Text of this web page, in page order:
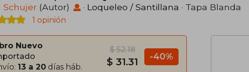
Schujer (Autor) · Loqueleo / Santillana · Tapa Blanda
1 opinión
Nuevo
13 a 20 días háb.
$ 52.18
$ 31.31 -40%